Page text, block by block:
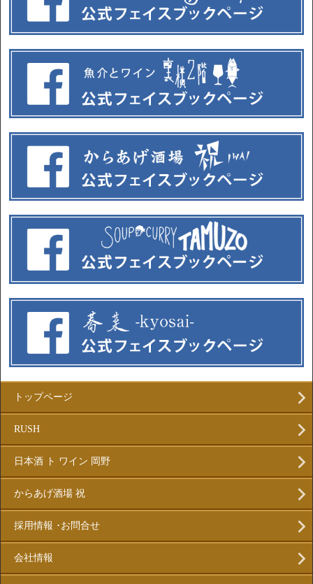
トップページ
RUSH
日本酒 ト ワイン 岡野
からあげ酒場 祝
採用情報 ･お問合せ
会社情報